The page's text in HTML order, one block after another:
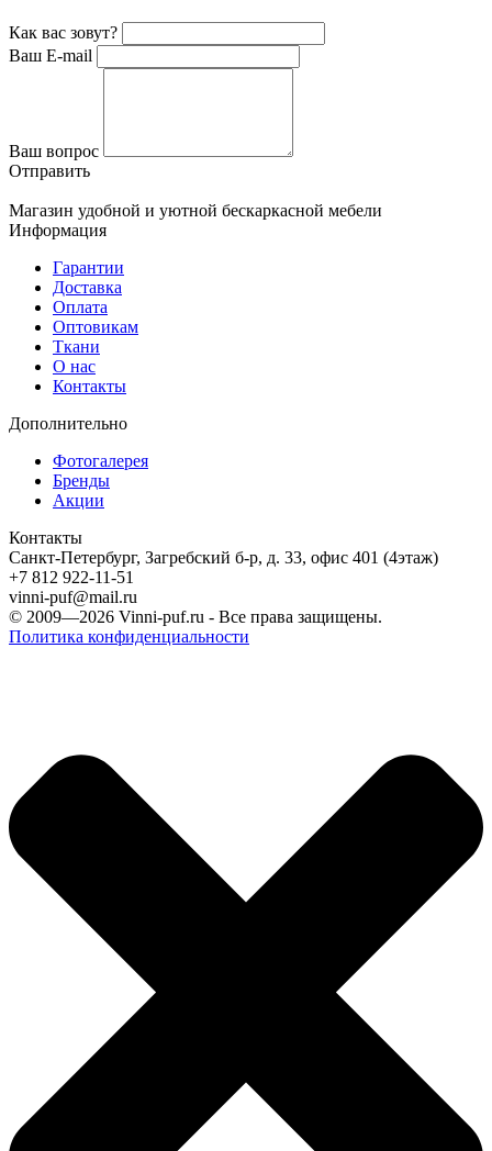
Как вас зовут?
Ваш E-mail
Ваш вопрос
Отправить
Магазин удобной и уютной бескаркасной мебели
Информация
Гарантии
Доставка
Оплата
Оптовикам
Ткани
О нас
Контакты
Дополнительно
Фотогалерея
Бренды
Акции
Контакты
Санкт-Петербург, Загребский б-р, д. 33, офис 401 (4этаж)
+7 812 922-11-51
vinni-puf@mail.ru
© 2009—2026 Vinni-puf.ru - Все права защищены.
Политика конфиденциальности